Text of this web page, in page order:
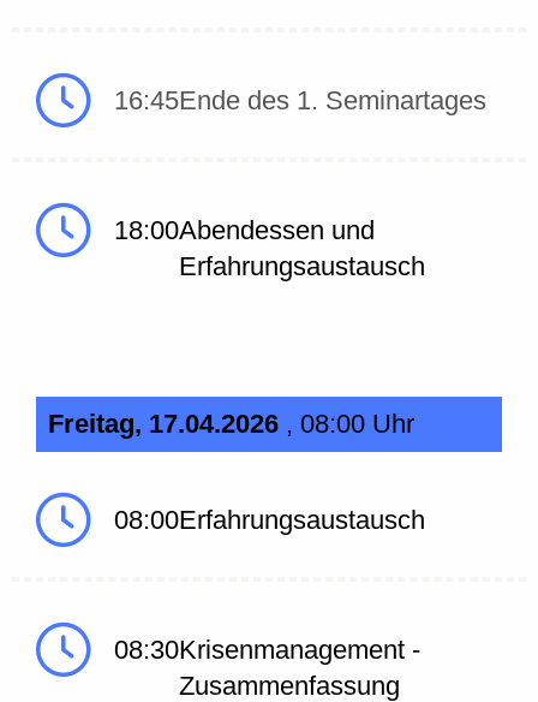
16:45Ende des 1. Seminartages
18:00Abendessen und
Erfahrungsaustausch
Freitag, 17.04.2026 , 08:00 Uhr
08:00Erfahrungsaustausch
08:30Krisenmanagement -
Zusammenfassung